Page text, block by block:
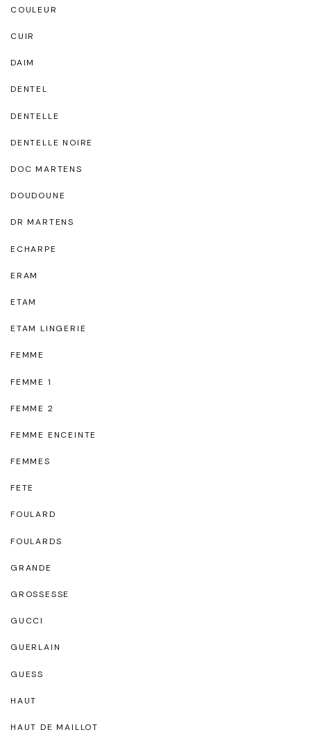
COULEUR
CUIR
DAIM
DENTEL
DENTELLE
DENTELLE NOIRE
DOC MARTENS
DOUDOUNE
DR MARTENS
ECHARPE
ERAM
ETAM
ETAM LINGERIE
FEMME
FEMME 1
FEMME 2
FEMME ENCEINTE
FEMMES
FETE
FOULARD
FOULARDS
GRANDE
GROSSESSE
GUCCI
GUERLAIN
GUESS
HAUT
HAUT DE MAILLOT